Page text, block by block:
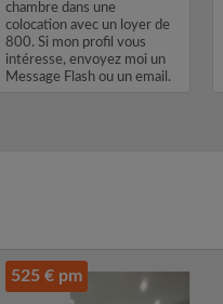
chambre dans une
colocation avec un loyer de
800. Si mon profil vous
intéresse, envoyez moi un
Message Flash ou un email.
525 € pm